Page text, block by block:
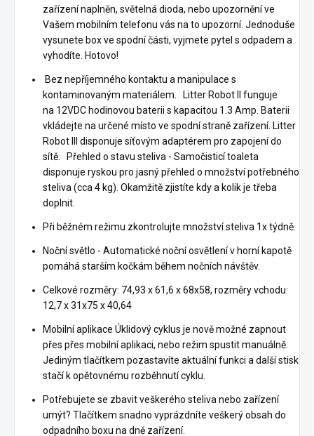
zařízení naplněn, světelná dioda, nebo upozornění ve
Vašem mobilním telefonu vás na to upozorní. Jednoduše
vysunete box ve spodní části, vyjmete pytel s odpadem a
vyhodíte. Hotovo!
Bez nepříjemného kontaktu a manipulace s
kontaminovaným materiálem. Litter Robot II funguje
na 12VDC hodinovou baterii s kapacitou 1.3 Amp. Baterii
vkládejte na určené místo ve spodní straně zařízení. Litter
Robot III disponuje síťovým adaptérem pro zapojení do
sítě. Přehled o stavu steliva - Samočisticí toaleta
disponuje ryskou pro jasný přehled o množství potřebného
steliva (cca 4 kg). Okamžitě zjistíte kdy a kolik je třeba
doplnit.
Při běžném režimu zkontrolujte množství steliva 1x týdně.
Noční světlo - Automatické noční osvětlení v horní kapotě
pomáhá starším kočkám během nočních návštěv.
Celkové rozměry: 74,93 x 61,6 x 68x58, rozměry vchodu:
12,7 x 31x75 x 40,64
Mobilní aplikace Úklidový cyklus je nově možné zapnout
přes přes mobilní aplikaci, nebo režim spustit manuálně.
Jediným tlačítkem pozastavíte aktuální funkci a další stisk
stačí k opětovnému rozběhnutí cyklu.
Potřebujete se zbavit veškerého steliva nebo zařízení
umýt? Tlačítkem snadno vyprázdníte veškerý obsah do
odpadního boxu na dně zařízení.